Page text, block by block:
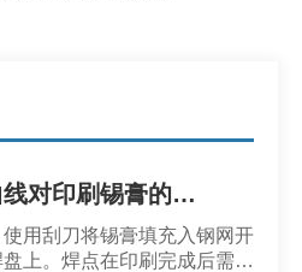
转移效率和回流曲线对印刷锡膏的影响
用刮刀将锡膏填充入钢网开
上。焊点在印刷完成后需要